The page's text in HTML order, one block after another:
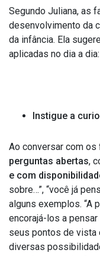
Segundo Juliana, as
desenvolvimento da
da infância. Ela
aplicadas no dia a dia:
Instigue a
Ao conversar com
perguntas abertas,
e com
sobre…”, “você já
alguns exemplos. “A
encorajá-los a
seus pontos de vista
diversas